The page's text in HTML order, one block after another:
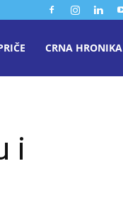
CRNA HRONIKA
i